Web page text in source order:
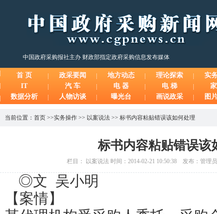
中国政府采购报社主办 财政部指定政府采购信息发布媒体
首 页 政采要闻 地方动态 理论探索
实
IT
汽 车 电 器 电 梯
数据分析
人物访谈 曝光台 画说政采 图
当前位置： 首页 >>实务操作 >> 以案说法 >> 标书内容粘贴错误该如何处理
标书内容粘贴错误该
栏目： 以案说法 时间：2014-02-21 10:50:38 发布：管理
◎文 吴小明
【案情】